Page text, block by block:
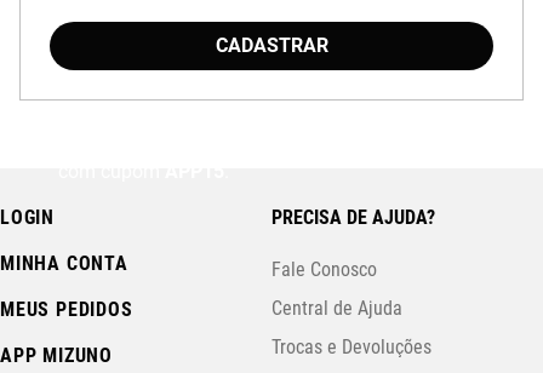
CADASTRAR
LOGIN
MINHA CONTA
MEUS PEDIDOS
APP MIZUNO
PRECISA DE AJUDA?
Fale Conosco
Central de Ajuda
Trocas e Devoluções